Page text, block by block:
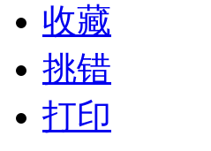
收藏
挑错
打印